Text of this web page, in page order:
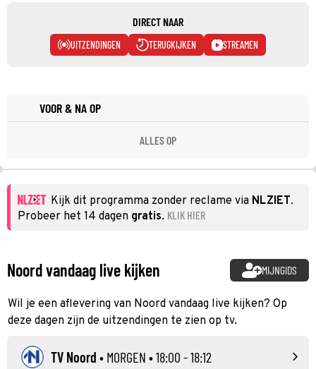
DIRECT NAAR
UITZENDINGEN TERUGKIJKEN STREAMEN
VOOR & NA OP
ALLES OP
Kijk dit programma zonder reclame via NLZIET.
Probeer het 14 dagen gratis. KLIK HIER
Noord vandaag live kijken MIJNGIDS
Wil je een aflevering van Noord vandaag live kijken? Op
deze dagen zijn de uitzendingen te zien op tv.
TV Noord • MORGEN • 18:00 - 18:12